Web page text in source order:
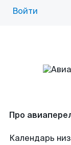
Войти
Про
Календарь